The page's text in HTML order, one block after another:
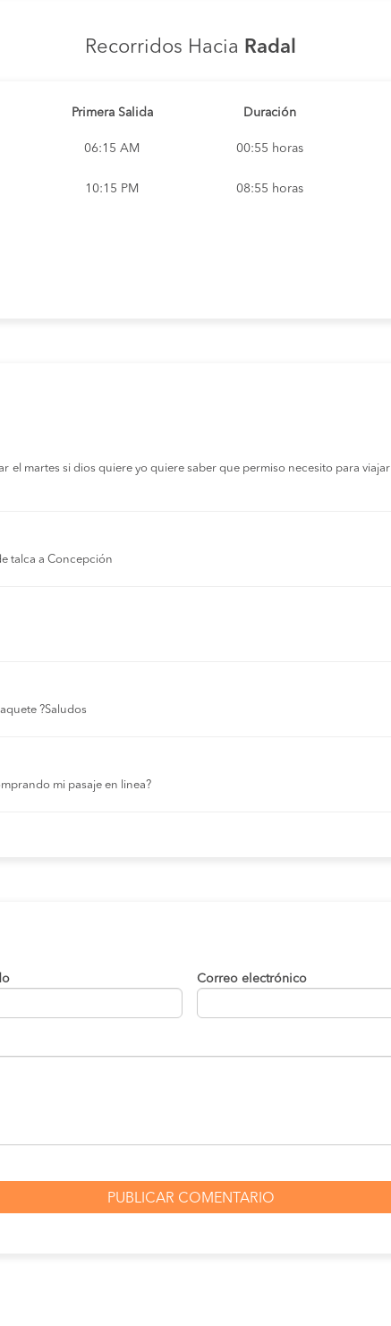
Recorridos Hacia Radal
Primera Salida Duración
06:15 AM 00:55 horas
10:15 PM 08:55 horas
el martes si dios quiere yo quiere saber que permiso necesito para
talca a Concepción
?Saludos
mi pasaje en linea?
Correo electrónico